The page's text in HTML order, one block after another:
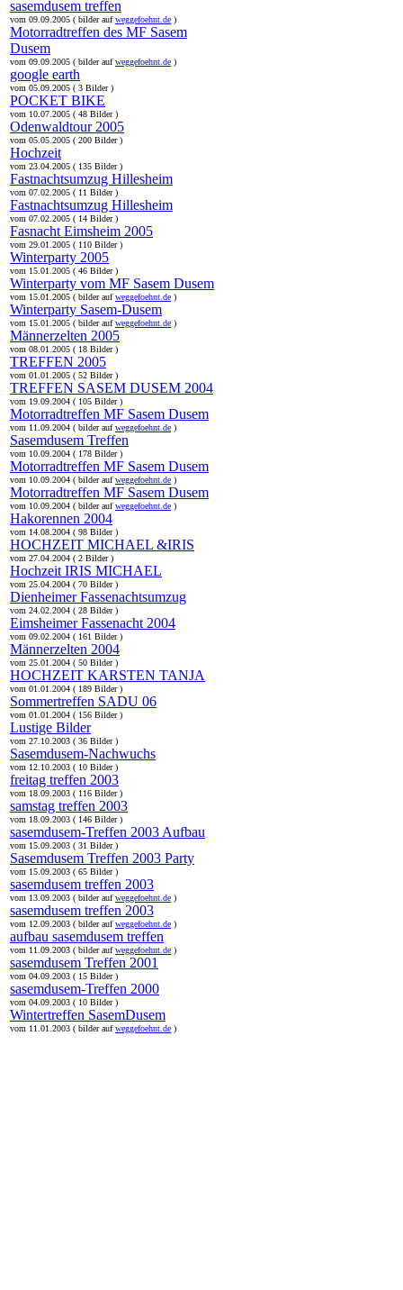
sasemdusem treffen
vom 09.09.2005 ( bilder aufweggefoehnt.de )
Motorradtreffen des MF Sasem
Dusem
vom 09.09.2005 ( bilder aufweggefoehnt.de )
google earth
vom 05.09.2005 ( 3 Bilder )
POCKET BIKE
vom 10.07.2005 ( 48 Bilder )
Odenwaldtour 2005
vom 05.05.2005 ( 200 Bilder )
Hochzeit
vom 23.04.2005 ( 135 Bilder )
Fastnachtsumzug Hillesheim
vom 07.02.2005 ( 11 Bilder )
Fastnachtsumzug Hillesheim
vom 07.02.2005 ( 14 Bilder )
Fasnacht Eimsheim 2005
vom 29.01.2005 ( 110 Bilder )
Winterparty 2005
vom 15.01.2005 ( 46 Bilder )
Winterparty vom MF Sasem Dusem
vom 15.01.2005 ( bilder aufweggefoehnt.de )
Winterparty Sasem-Dusem
vom 15.01.2005 ( bilder aufweggefoehnt.de )
Männerzelten 2005
vom 08.01.2005 ( 18 Bilder )
TREFFEN 2005
vom 01.01.2005 ( 52 Bilder )
TREFFEN SASEM DUSEM 2004
vom 19.09.2004 ( 105 Bilder )
Motorradtreffen MF Sasem Dusem
vom 11.09.2004 ( bilder aufweggefoehnt.de )
Sasemdusem Treffen
vom 10.09.2004 ( 178 Bilder )
Motorradtreffen MF Sasem Dusem
vom 10.09.2004 ( bilder aufweggefoehnt.de )
Motorradtreffen MF Sasem Dusem
vom 10.09.2004 ( bilder aufweggefoehnt.de )
Hakorennen 2004
vom 14.08.2004 ( 98 Bilder )
HOCHZEIT MICHAEL &IRIS
vom 27.04.2004 ( 2 Bilder )
Hochzeit IRIS MICHAEL
vom 25.04.2004 ( 70 Bilder )
Dienheimer Fassenachtsumzug
vom 24.02.2004 ( 28 Bilder )
Eimsheimer Fassenacht 2004
vom 09.02.2004 ( 161 Bilder )
Männerzelten 2004
vom 25.01.2004 ( 50 Bilder )
HOCHZEIT KARSTEN TANJA
vom 01.01.2004 ( 189 Bilder )
Sommertreffen SADU 06
vom 01.01.2004 ( 156 Bilder )
Lustige Bilder
vom 27.10.2003 ( 36 Bilder )
Sasemdusem-Nachwuchs
vom 12.10.2003 ( 10 Bilder )
freitag treffen 2003
vom 18.09.2003 ( 116 Bilder )
samstag treffen 2003
vom 18.09.2003 ( 146 Bilder )
sasemdusem-Treffen 2003 Aufbau
vom 15.09.2003 ( 31 Bilder )
Sasemdusem Treffen 2003 Party
vom 15.09.2003 ( 65 Bilder )
sasemdusem treffen 2003
vom 13.09.2003 ( bilder aufweggefoehnt.de )
sasemdusem treffen 2003
vom 12.09.2003 ( bilder aufweggefoehnt.de )
aufbau sasemdusem treffen
vom 11.09.2003 ( bilder aufweggefoehnt.de )
sasemdusem Treffen 2001
vom 04.09.2003 ( 15 Bilder )
sasemdusem-Treffen 2000
vom 04.09.2003 ( 10 Bilder )
Wintertreffen SasemDusem
vom 11.01.2003 ( bilder aufweggefoehnt.de )